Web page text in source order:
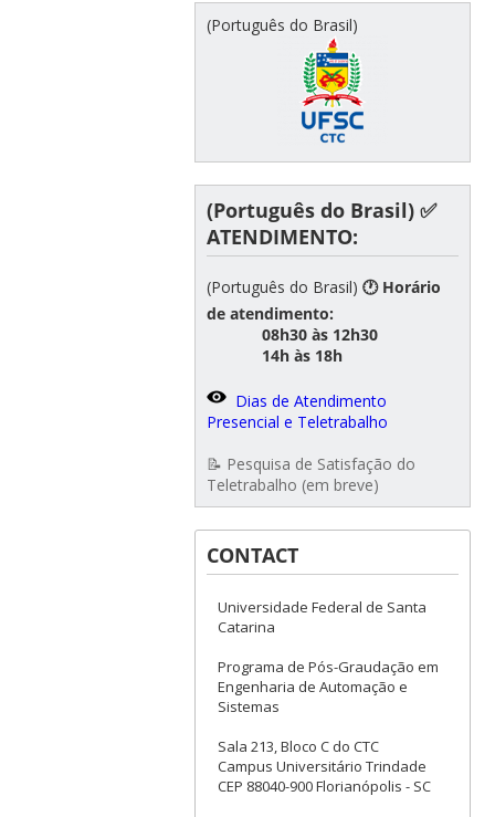
(Português do Brasil)
(Português do Brasil) ✅
ATENDIMENTO:
(Português do Brasil) 🕐 Horário
de atendimento:
08h30 às 12h30
14h às 18h
Dias de Atendimento
Presencial e Teletrabalho
📝 Pesquisa de Satisfação do
Teletrabalho (em breve)
CONTACT
Universidade Federal de Santa
Catarina
Programa de Pós-Graudação em
Engenharia de Automação e
Sistemas
Sala 213, Bloco C do CTC
Campus Universitário Trindade
CEP 88040-900 Florianópolis - SC